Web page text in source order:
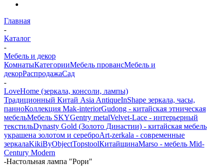
Главная
-
Каталог
-
Мебель и декор
КомнатыКатегорииМебель провансМебель и
декорРаспродажаСад
-
LoveHome (зеркала, консоли, лампы)
Традиционный Китай Asia AntiqueInShape зеркала, часы,
панноКоллекция Mak-interiorGudong - китайская этническая
мебельМебель SKYGentry metalVelvet-Lace - интерьерный
текстильDynasty Gold (Золото Династии) - китайская мебель
украшена золотом и сереброArt-zerkala - современные
зеркалаKikiByObjectTopstoolКитайщинаMarso - мебель Mid-
Century Modern
-Настольная лампа "Рори"